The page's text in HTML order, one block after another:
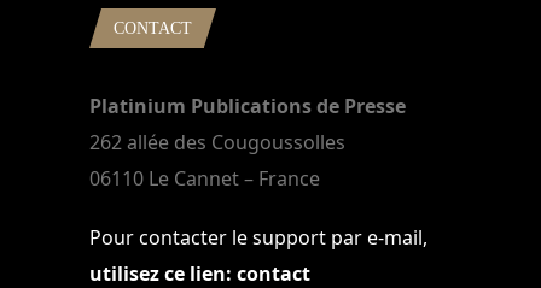
CONTACT
Platinium Publications de Presse
262 allée des Cougoussolles
06110 Le Cannet – France
Pour contacter le support par e-mail,
utilisez ce lien: contact